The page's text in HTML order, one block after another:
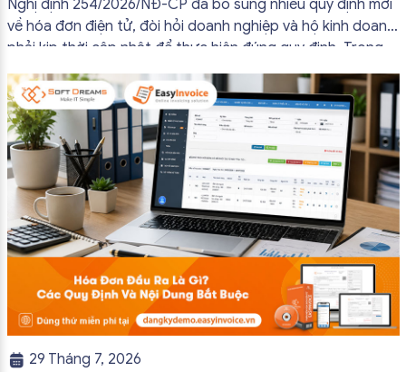
Nghị định 254/2026/NĐ-CP đã bổ sung nhiều quy định mới
về hóa đơn điện tử, đòi hỏi doanh nghiệp và hộ kinh doanh
phải kịp thời cập nhật để thực hiện đúng quy định. Trong
bài viết này, hóa đơn điện tử EasyInvoice sẽ chia sẻ 13
trường hợp hóa đơn điện tử không cần […]
29 Tháng 7, 2026